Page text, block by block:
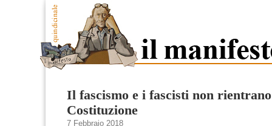
Il fascismo e i fascisti non
Costituzione
7 Febbraio 2018